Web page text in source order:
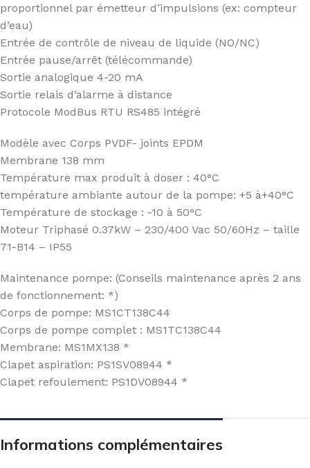
proportionnel par émetteur d’impulsions (ex: compteur
d’eau)
Entrée de contrôle de niveau de liquide (NO/NC)
Entrée pause/arrêt (télécommande)
Sortie analogique 4-20 mA
Sortie relais d’alarme à distance
Protocole ModBus RTU RS485 intégré
Modèle avec Corps PVDF- joints EPDM
Membrane 138 mm
Température max produit à doser : 40°C
température ambiante autour de la pompe: +5 à+40°C
Température de stockage : -10 à 50°C
Moteur Triphasé 0.37kW – 230/400 Vac 50/60Hz – taille
71-B14 – IP55
Maintenance pompe: (Conseils maintenance après 2 ans
de fonctionnement: *)
Corps de pompe: MS1CT138C44
Corps de pompe complet : MS1TC138C44
Membrane: MS1MX138 *
Clapet aspiration: PS1SV08944 *
Clapet refoulement: PS1DV08944 *
Informations complémentaires